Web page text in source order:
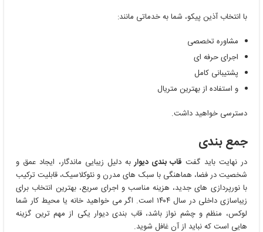
با انتخاب آذین پیکو، شما به خدماتی مانند:
مشاوره تخصصی
اجرای حرفه ‌ای
پشتیبانی کامل
و استفاده از بهترین متریال
دسترسی خواهید داشت.
جمع بندی
در نهایت باید گفت قاب بندی دیواربه دلیل زیبایی ماندگار، ایجاد عمق و
شخصیت در فضا، هماهنگی با سبک‌ های مدرن و نئوکلاسیک، قابلیت ترکیب
با نورپردازی‌ های جدید، هزینه مناسب و اجرای سریع، بهترین انتخاب برای
زیباسازی داخلی در سال ۱۴۰۴ است. اگر می ‌خواهید خانه یا محیط کار شما
لوکس، منظم و چشم نواز باشد، قاب بندی دیوار یکی از مهم ‌ترین گزینه‌
هایی است که نباید از آن غافل شوید.